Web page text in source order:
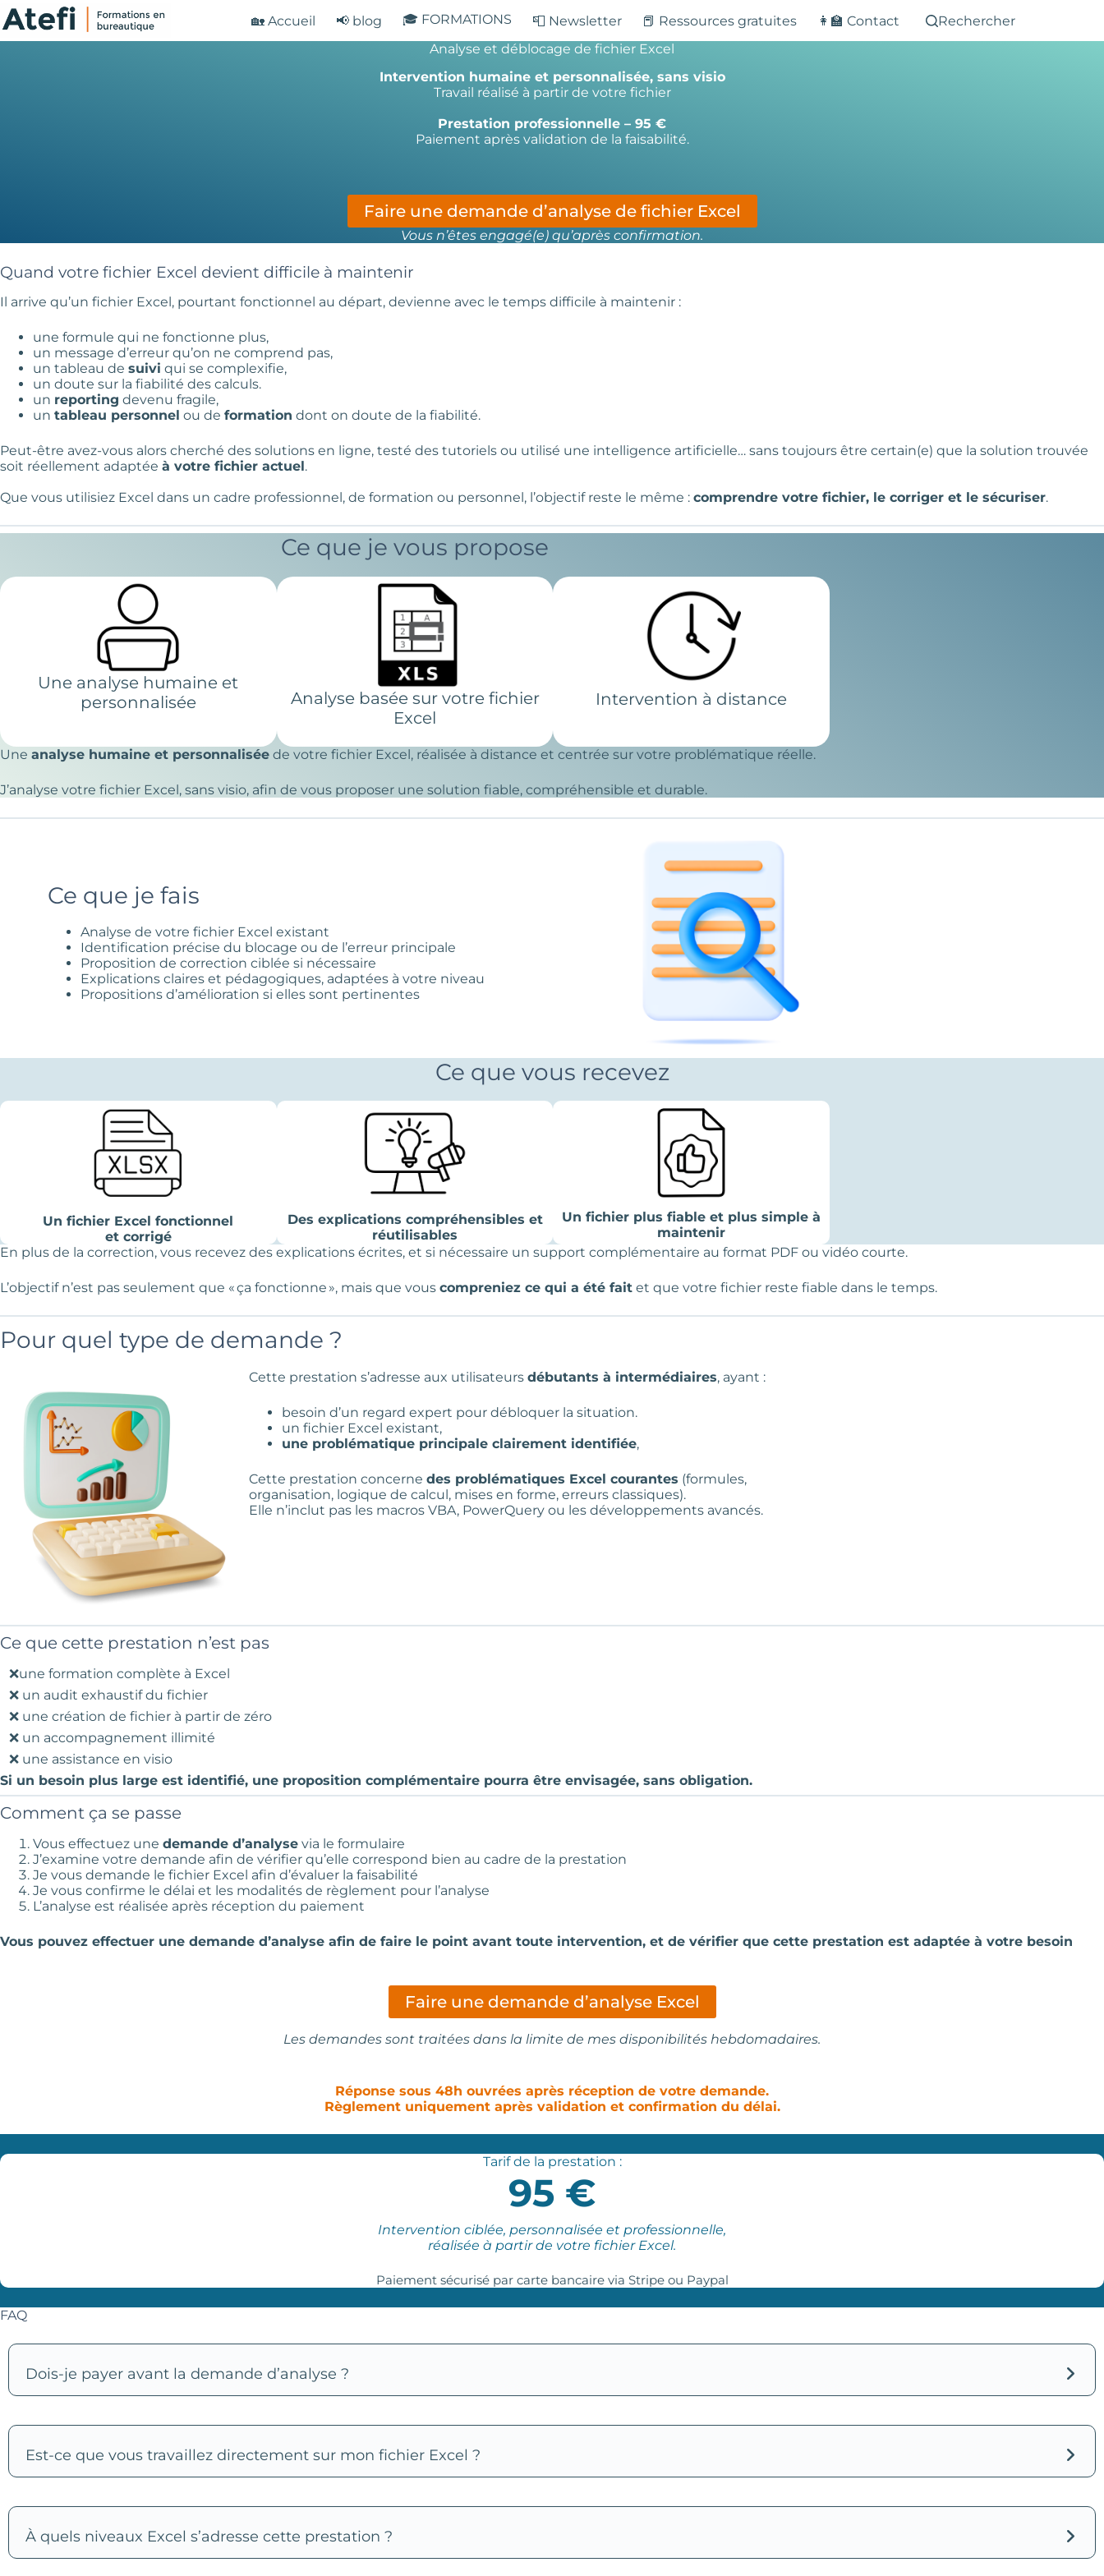
Passer
au
contenu
🏡 Accueil 📢 blog 🎓 FORMATIONS 📮 Newsletter 📕 Ressources gratuites 👩‍🏫 Contact
Rechercher
Analyse et déblocage de fichier Excel
Intervention humaine et personnalisée, sans visio
Travail réalisé à partir de votre fichier
Prestation professionnelle – 95 €
Paiement après validation de la faisabilité.
Faire une demande d’analyse de fichier Excel
Vous n’êtes engagé(e) qu’après confirmation.
Quand votre fichier Excel devient difficile à maintenir
Il arrive qu’un fichier Excel, pourtant fonctionnel au départ, devienne avec le temps difficile à maintenir :
une formule qui ne fonctionne plus,
un message d’erreur qu’on ne comprend pas,
un tableau de suivi qui se complexifie,
un doute sur la fiabilité des calculs.
un reporting devenu fragile,
un tableau personnel ou de formation dont on doute de la fiabilité.
Peut-être avez-vous alors cherché des solutions en ligne, testé des tutoriels ou utilisé une intelligence artificielle… sans toujours être certain(e) que la solution trouvée
soit réellement adaptée à votre fichier actuel.
Que vous utilisiez Excel dans un cadre professionnel, de formation ou personnel, l’objectif reste le même : comprendre votre fichier, le corriger et le sécuriser.
Ce que je vous propose
Une analyse humaine et
personnalisée
Analyse basée sur votre fichier
Excel
Intervention à distance
Une analyse humaine et personnalisée de votre fichier Excel, réalisée à distance et centrée sur votre problématique réelle.
J’analyse votre fichier Excel, sans visio, afin de vous proposer une solution fiable, compréhensible et durable.
Ce que je fais
Analyse de votre fichier Excel existant
Identification précise du blocage ou de l’erreur principale
Proposition de correction ciblée si nécessaire
Explications claires et pédagogiques, adaptées à votre niveau
Propositions d’amélioration si elles sont pertinentes
Ce que vous recevez
Un fichier Excel fonctionnel
et corrigé
Des explications compréhensibles et
réutilisables
Un fichier plus fiable et plus simple à
maintenir
En plus de la correction, vous recevez des explications écrites, et si nécessaire un support complémentaire au format PDF ou vidéo courte.
L’objectif n’est pas seulement que « ça fonctionne », mais que vous compreniez ce qui a été fait et que votre fichier reste fiable dans le temps.
Pour quel type de demande ?
Cette prestation s’adresse aux utilisateurs débutants à intermédiaires, ayant :
besoin d’un regard expert pour débloquer la situation.
un fichier Excel existant,
une problématique principale clairement identifiée,
Cette prestation concerne des problématiques Excel courantes (formules,
organisation, logique de calcul, mises en forme, erreurs classiques).
Elle n’inclut pas les macros VBA, PowerQuery ou les développements avancés.
Ce que cette prestation n’est pas
❌une formation complète à Excel
❌ un audit exhaustif du fichier
❌ une création de fichier à partir de zéro
❌ un accompagnement illimité
❌ une assistance en visio
Si un besoin plus large est identifié, une proposition complémentaire pourra être envisagée, sans obligation.
Comment ça se passe
Vous effectuez une demande d’analyse via le formulaire
J’examine votre demande afin de vérifier qu’elle correspond bien au cadre de la prestation
Je vous demande le fichier Excel afin d’évaluer la faisabilité
Je vous confirme le délai et les modalités de règlement pour l’analyse
L’analyse est réalisée après réception du paiement
Vous pouvez effectuer une demande d’analyse afin de faire le point avant toute intervention, et de vérifier que cette prestation est adaptée à votre besoin
Faire une demande d’analyse Excel
Les demandes sont traitées dans la limite de mes disponibilités hebdomadaires.
Réponse sous 48h ouvrées après réception de votre demande.
Règlement uniquement après validation et confirmation du délai.
Tarif de la prestation :
95 €
Intervention ciblée, personnalisée et professionnelle,
réalisée à partir de votre fichier Excel.
Paiement sécurisé par carte bancaire via Stripe ou Paypal
FAQ
Dois-je payer avant la demande d’analyse ?
Est-ce que vous travaillez directement sur mon fichier Excel ?
À quels niveaux Excel s’adresse cette prestation ?